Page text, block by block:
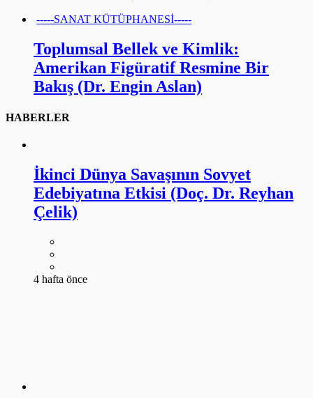
-----SANAT KÜTÜPHANESİ-----
Toplumsal Bellek ve Kimlik:
Amerikan Figüratif Resmine Bir
Bakış (Dr. Engin Aslan)
HABERLER
İkinci Dünya Savaşının Sovyet
Edebiyatına Etkisi (Doç. Dr. Reyhan
Çelik)
4 hafta önce